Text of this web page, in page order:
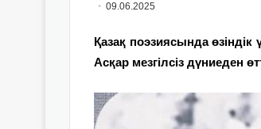
09.06.2025
Қазақ поэзиясында
Асқар мезгілсіз дүниеден